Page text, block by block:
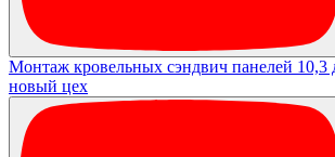
Монтаж кровельных сэндвич панелей
новый цех